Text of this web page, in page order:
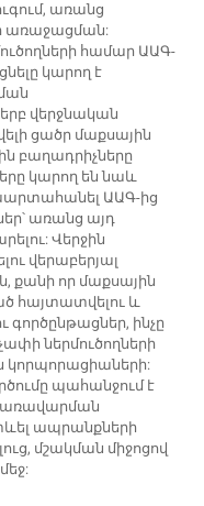
առանց
առաջացման:
համար ԱԱԳ-
կարող է
վերջնական
ցածր մաքսային
բաղադրիչները
կարող են նաև
ԱԱԳ-ից
առանց այդ
Վերջին
վերաբերյալ
քանի որ մաքսային
հայտատվելու և
գործընթացներ, ինչը
ներմուծողների
կորպորացիաների:
պահանջում է
ապրանքների
մշակման միջոցով